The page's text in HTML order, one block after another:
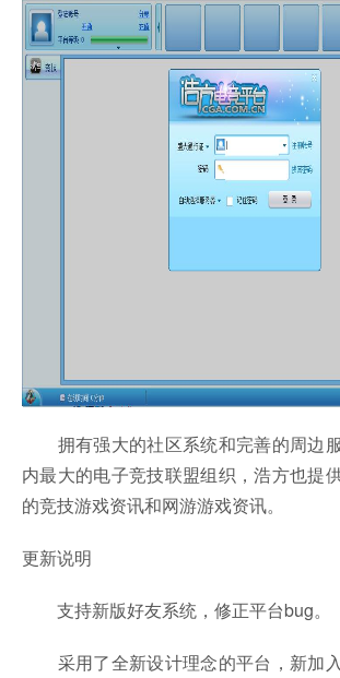
拥有强大的社区系统和完善的周边
内最大的电子竞技联盟组织，浩方也提
的竞技游戏资讯和网游游戏资讯。
更新说明
支持新版好友系统，修正平台bug。
采用了全新设计理念的平台，新加